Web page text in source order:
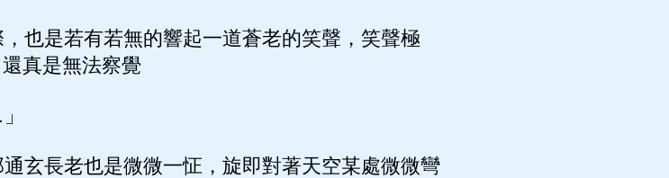
也是若有若無的響起一道蒼老的笑聲，笑聲極
真是無法察覺
玄長老也是微微一怔，旋即對著天空某處微微彎